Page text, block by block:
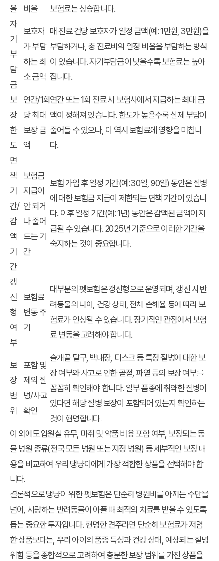
율 비율
보험료는 상승합니다.
자
기
부
담
금
보호자
가 부담
하는 최
소 금액
매 진료 건당 보호자가 일정 금액(예: 1만원, 3만원)을
부담하거나, 총 진료비의 일정 비율을 부담하는 방식
이 있습니다. 자기부담금이 낮을수록 보험료는 높아
집니다.
보
장
한
도
연간/1회
당 최대
보장 금
액
연간 또는 1회 진료 시 보험사에서 지급하는 최대 금
액이 정해져 있습니다. 한도가 높을수록 실제 부담이
줄어들 수 있으나, 이 역시 보험료에 영향을 미칩니
다.
면
책
기
간/
감
액
기
간
보험금
지급이
안 되거
나 줄어
드는 기
간
보험 가입 후 일정 기간(예: 30일, 90일) 동안은 질병
에 대한 보험금 지급이 제한되는 면책 기간이 있습니
다. 이후 일정 기간(예: 1년) 동안은 감액된 금액이 지
급될 수 있습니다. 2025년 기준으로 이러한 기간을
숙지하는 것이 중요합니다.
갱
신
형
여
부
보험료
변동 주
기
대부분의 펫보험은 갱신형으로 운영되며, 갱신 시 반
려동물의 나이, 건강 상태, 전체 손해율 등에 따라 보
험료가 인상될 수 있습니다. 장기적인 관점에서 보험
료 변동을 고려해야 합니다.
보
장
범
위
포함 및
제외 질
병/사고
확인
슬개골 탈구, 백내장, 디스크 등 특정 질병에 대한 보
장 여부와 사고로 인한 골절, 파열 등의 보장 여부를
꼼꼼히 확인해야 합니다. 일부 품종에 취약한 질병이
있다면 해당 질병 보장이 포함되어 있는지 확인하는
것이 현명합니다.
이 외에도 입원실 유무, 마취 및 약품 비용 포함 여부, 보장되는 동
물 병원 종류(전국 모든 병원 또는 지정 병원) 등 세부적인 보장 내
용을 비교하여 우리 댕냥이에게 가장 적합한 상품을 선택해야 합
니다.
결론적으로 댕냥이 위한 펫보험은 단순히 병원비를 아끼는 수단을
넘어, 사랑하는 반려동물이 아플 때 최적의 치료를 받을 수 있도록
돕는 중요한 투자입니다. 현명한 견주라면 단순히 보험료가 저렴
한 상품보다는, 우리 아이의 품종 특성과 건강 상태, 예상되는 질병
위험 등을 종합적으로 고려하여 충분한 보장 범위를 가진 상품을